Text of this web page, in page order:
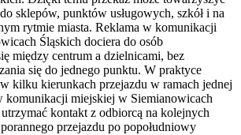
sklepów, punktów usługowych, szkół i na
rytmie miasta. Reklama w komunikacji
Śląskich dociera do osób
między centrum a dzielnicami, bez
się do jednego punktu. W praktyce
kilku kierunkach przejazdu w ramach jednej
komunikacji miejskiej w Siemianowicach
kontakt z odbiorcą na kolejnych
przejazdu po popołudniowy